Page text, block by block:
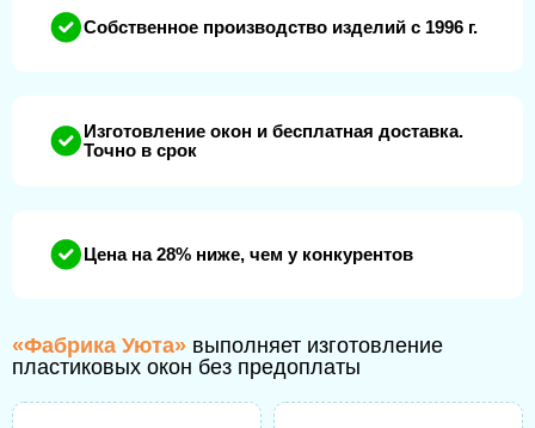
Собственное производство изделий с 1996 г.
Изготовление окон и бесплатная доставка.
Точно в срок
Цена на 28% ниже, чем у конкурентов
«Фабрика Уюта» выполняет изготовление
пластиковых окон без предоплаты